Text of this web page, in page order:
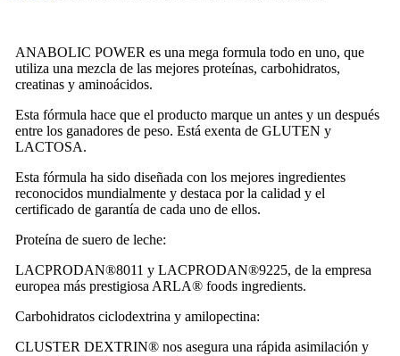
ANABOLIC POWER es una mega formula todo en uno, que
utiliza una mezcla de las mejores proteínas, carbohidratos,
creatinas y aminoácidos.
Esta fórmula hace que el producto marque un antes y un después
entre los ganadores de peso. Está exenta de GLUTEN y
LACTOSA.
Esta fórmula ha sido diseñada con los mejores ingredientes
reconocidos mundialmente y destaca por la calidad y el
certificado de garantía de cada uno de ellos.
Proteína de suero de leche:
LACPRODAN®️8011 y LACPRODAN®️9225, de la empresa
europea más prestigiosa ARLA®️ foods ingredients.
Carbohidratos ciclodextrina y amilopectina:
CLUSTER DEXTRIN®️ nos asegura una rápida asimilación y